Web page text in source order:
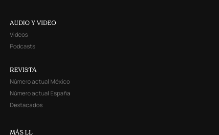
AUDIO Y VIDEO
Videos
Podcasts
REVISTA
Número actual México
Número actual España
Destacados
MÁS LL